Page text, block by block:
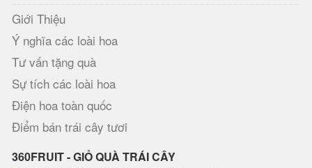
Giới Thiệu
Ý nghĩa các loài hoa
Tư vấn tặng quà
Sự tích các loài hoa
Điện hoa toàn quốc
Điểm bán trái cây tươi
360FRUIT - GIỎ QUÀ TRÁI CÂY